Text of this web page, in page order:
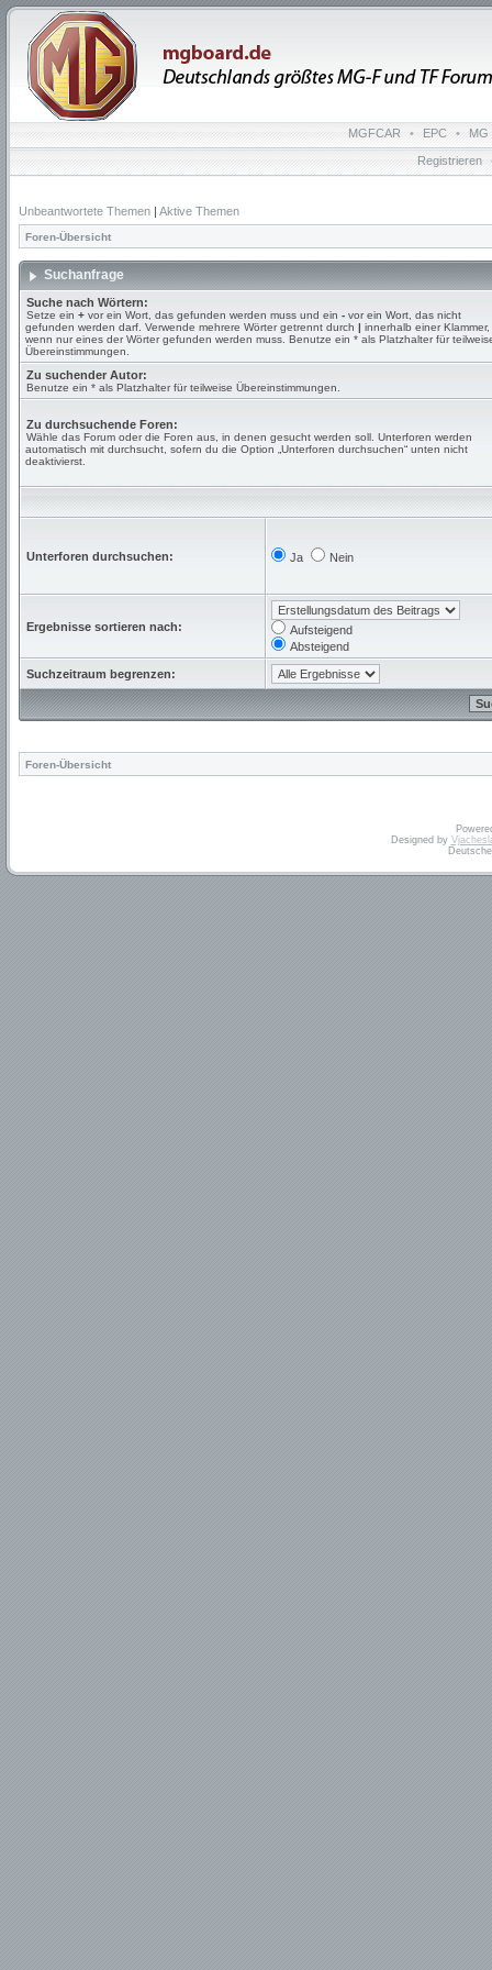
MGFCAR • EPC • MG
Registrieren
Unbeantwortete Themen | Aktive Themen
Foren-Übersicht
Suchanfrage
Suche nach Wörtern:
Setze ein + vor ein Wort, das gefunden werden muss und ein - vor ein Wort, das nicht
gefunden werden darf. Verwende mehrere Wörter getrennt durch | innerhalb einer Klammer,
wenn nur eines der Wörter gefunden werden muss. Benutze ein * als Platzhalter für
Übereinstimmungen.
Zu suchender Autor:
Benutze ein * als Platzhalter für teilweise Übereinstimmungen.
Zu durchsuchende Foren:
Wähle das Forum oder die Foren aus, in denen gesucht werden soll. Unterforen werden
automatisch mit durchsucht, sofern du die Option „Unterforen durchsuchen“ unten nicht
deaktivierst.
Unterforen durchsuchen: Ja Nein
Ergebnisse sortieren nach:
Aufsteigend
Absteigend
Suchzeitraum begrenzen:
Foren-Übersicht
Designed by